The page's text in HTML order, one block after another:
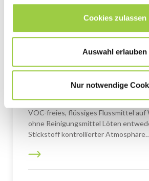
Cookies zulassen
Auswahl erlauben
Nur notwendige
ECOFREC 82
VOC-freies flüssiges Flussmittel auf
Verfahren zur Verzinnung bleifreier
VOC-freies, flüssiges Flussmittel auf
ohne Reinigungsmittel Löten
Stickstoff kontrollierter